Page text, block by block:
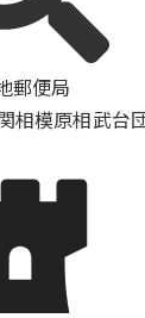
相模原相武台